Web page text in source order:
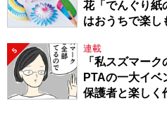
花「でんぐり紙
はおうちで楽し
5 連載
「私スズマー
PTAの一大イベ
保護者と楽し